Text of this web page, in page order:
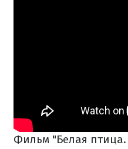
Фильм "Белая птица.